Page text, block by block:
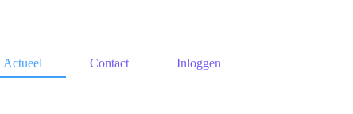
Actueel Contact Inloggen